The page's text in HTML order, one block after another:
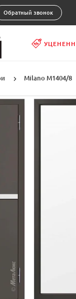
Обратный звонок
Milano М1404/8